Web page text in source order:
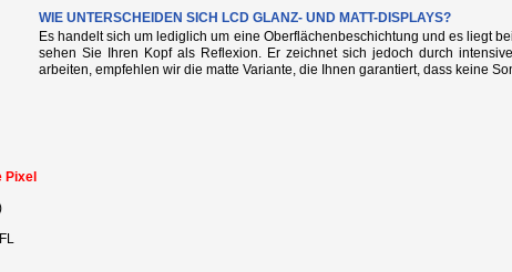
WIE UNTERSCHEIDEN SICH LCD GLANZ- UND MATT-DISPLAYS?
Es handelt sich um lediglich um eine Oberflächenbeschichtung und es liegt
sehen Sie Ihren Kopf als Reflexion. Er zeichnet sich jedoch durch
arbeiten, empfehlen wir die matte Variante, die Ihnen garantiert, dass keine
Pixel